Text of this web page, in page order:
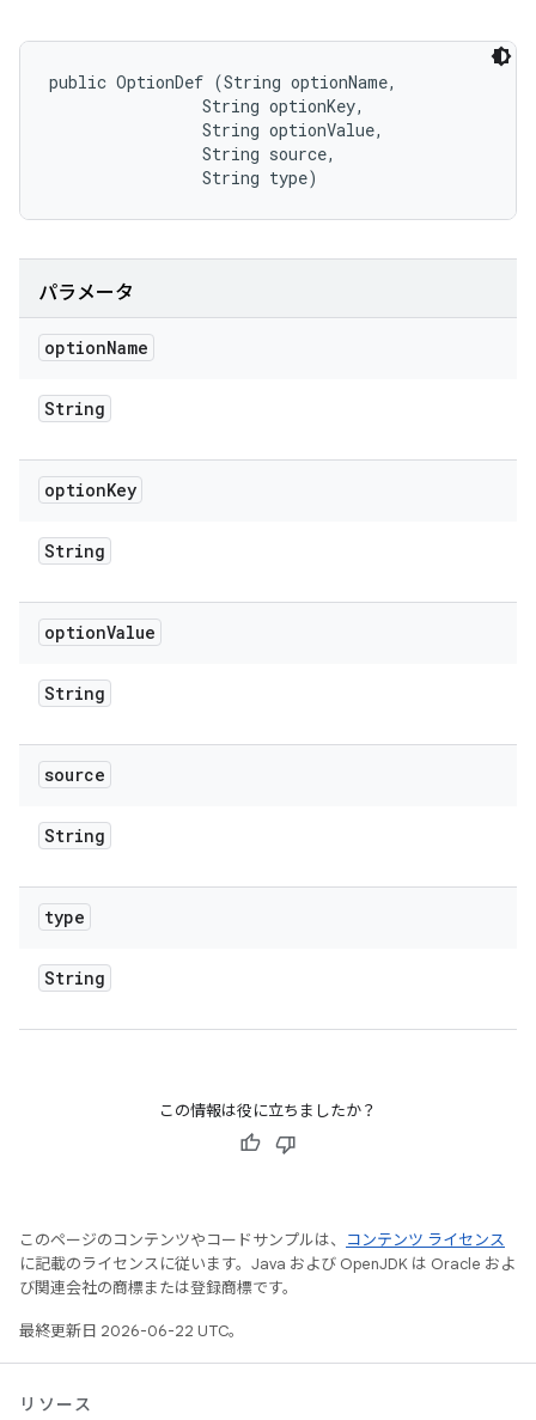
public OptionDef (String optionName,
                String optionKey,
                String optionValue,
                String source,
                String type)
パラメータ
optionName
String
optionKey
String
optionValue
String
source
String
type
String
この情報は役に立ちましたか？
このページのコンテンツやコードサンプルは、
コンテンツ ライセンス
に記載のライセンスに従います。Java および OpenJDK は Oracle およ
び関連会社の商標または登録商標です。
最終更新日 2026-06-22 UTC。
リソース